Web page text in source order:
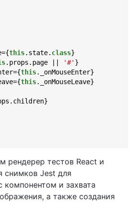
this.state. class}
.props.page || '#' }
this._onMouseEnter}
this._onMouseLeave}
рендерер тестов React и
снимков Jest для
компонентом и захвата
а также создания